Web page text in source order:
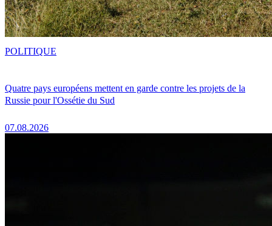
Quatre pays européens mettent en garde contre les projets de la
Russie pour l'Ossétie du Sud
07.08.2026
POLITIQUE